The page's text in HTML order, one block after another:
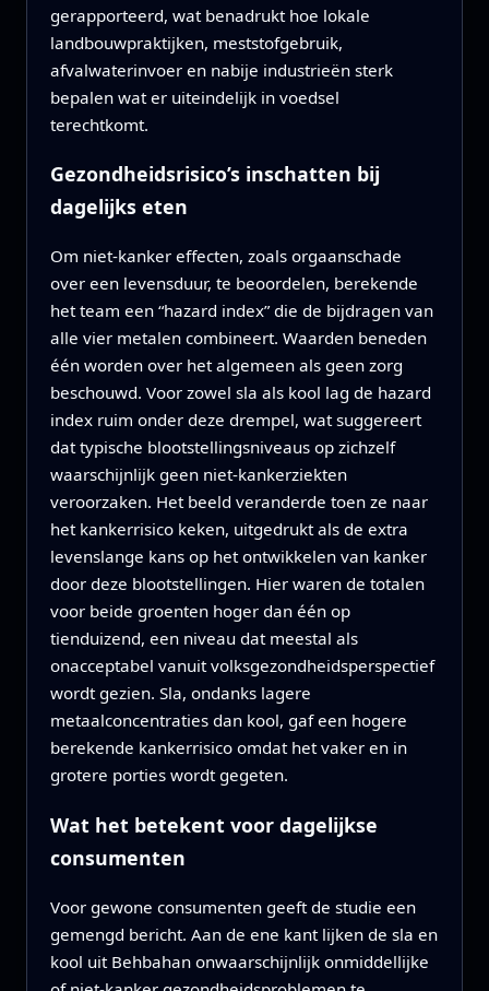
gerapporteerd, wat benadrukt hoe lokale
landbouwpraktijken, meststofgebruik,
afvalwaterinvoer en nabije industrieën sterk
bepalen wat er uiteindelijk in voedsel
terechtkomt.
Gezondheidsrisico’s inschatten bij
dagelijks eten
Om niet‑kanker effecten, zoals orgaanschade
over een levensduur, te beoordelen, berekende
het team een “hazard index” die de bijdragen van
alle vier metalen combineert. Waarden beneden
één worden over het algemeen als geen zorg
beschouwd. Voor zowel sla als kool lag de hazard
index ruim onder deze drempel, wat suggereert
dat typische blootstellingsniveaus op zichzelf
waarschijnlijk geen niet‑kankerziekten
veroorzaken. Het beeld veranderde toen ze naar
het kankerrisico keken, uitgedrukt als de extra
levenslange kans op het ontwikkelen van kanker
door deze blootstellingen. Hier waren de totalen
voor beide groenten hoger dan één op
tienduizend, een niveau dat meestal als
onacceptabel vanuit volksgezondheidsperspectief
wordt gezien. Sla, ondanks lagere
metaalconcentraties dan kool, gaf een hogere
berekende kankerrisico omdat het vaker en in
grotere porties wordt gegeten.
Wat het betekent voor dagelijkse
consumenten
Voor gewone consumenten geeft de studie een
gemengd bericht. Aan de ene kant lijken de sla en
kool uit Behbahan onwaarschijnlijk onmiddellijke